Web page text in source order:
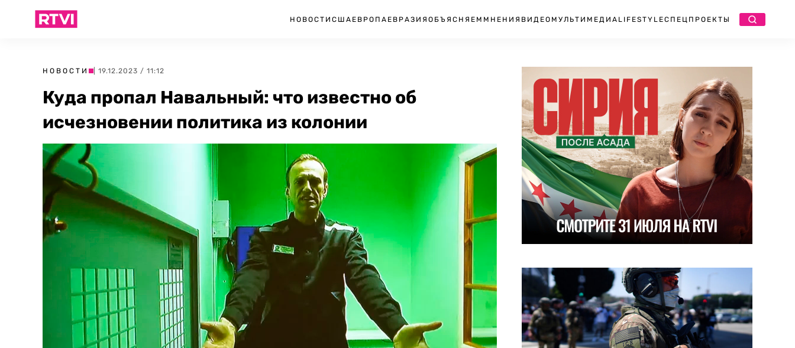
НОВОСТИ США ЕВРОПА ЕВРАЗИЯ ОБЪЯСНЯЕМ МНЕНИЯ ВИДЕО МУЛЬТИМЕДИА LIFESTYLEСПЕЦПРОЕКТЫ
НОВОСТИ | 19.12.2023 / 11:12
Куда пропал Навальный: что известно об
исчезновении политика из колонии